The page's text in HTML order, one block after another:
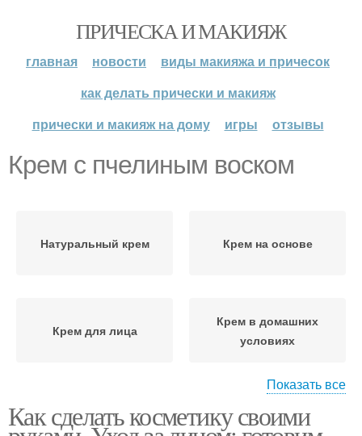
ПРИЧЕСКА И МАКИЯЖ
главная новости
виды макияжа и причесок
как делать прически и макияж
прически и макияж на дому
игры отзывы
Крем с пчелиным воском
Натуральный крем Крем на основе
Крем для лица
Крем в домашних
условиях
Домашний крем Крем для сухой кожи
Показать все
Как сделать косметику своими